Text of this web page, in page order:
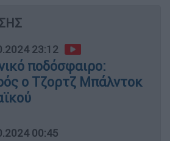
23:12
ποδόσφαιρο:
ο Τζορτζ Μπάλντοκ
00:45